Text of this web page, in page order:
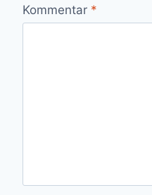
Kommentar *